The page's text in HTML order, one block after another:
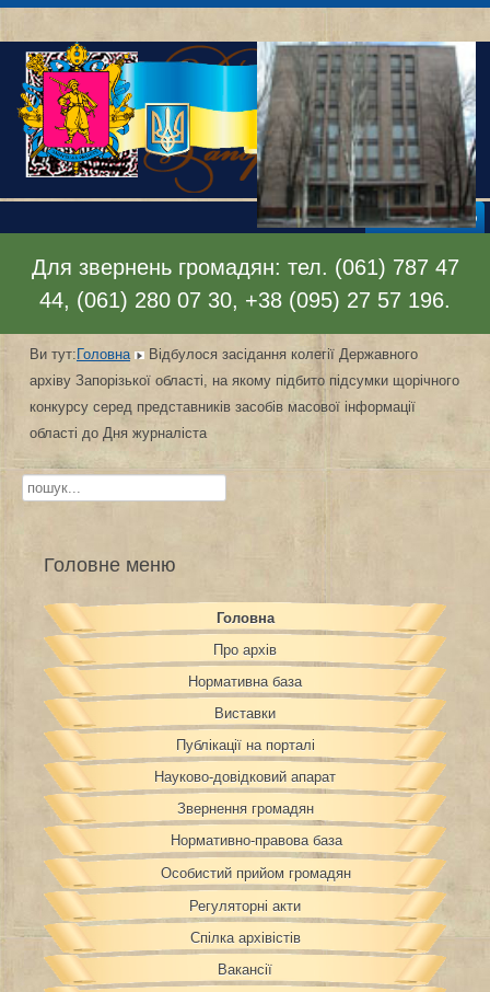
Відкрити меню
Для звернень громадян: тел. (061) 787 47
44, (061) 280 07 30, +38 (095) 27 57 196.
Ви тут:Головна
Відбулося засідання колегії Державного
архіву Запорізької області, на якому підбито підсумки щорічного
конкурсу серед представників засобів масової інформації
області до Дня журналіста
Пошук...
Головне меню
Головна
Про архів
Нормативна база
Виставки
Публікації на порталі
Науково-довідковий апарат
Звернення громадян
Нормативно-правова база
Особистий прийом громадян
Регуляторні акти
Спілка архівістів
Вакансії